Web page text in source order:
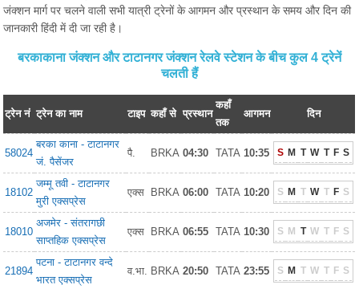
जंक्शन मार्ग पर चलने वाली सभी यात्री ट्रेनों के आगमन और प्रस्थान के समय और दिन की
जानकारी हिंदी में दी जा रही है।
बरकाकाना जंक्शन और टाटानगर जंक्शन रेलवे स्टेशन के बीच कुल 4 ट्रेनें
चलती हैं
ट्रेन नं ट्रेन का नाम टाइप कहाँ से प्रस्थान
कहाँ
तक
आगमन दिन
58024
बरका काना - टाटानगर
जं. पैसेंजर
पै. BRKA 04:30 TATA 10:35 S M T W T F S
18102
जम्मू तवी - टाटानगर
मुरी एक्सप्रेस
एक्स BRKA 06:00 TATA 10:20 S M T W T F S
18010
अजमेर - संतरागछी
साप्तहिक एक्सप्रेस
एक्स BRKA 06:55 TATA 10:30 S M T W T F S
21894
पटना - टाटानगर वन्दे
भारत एक्सप्रेस
व.भा. BRKA 20:50 TATA 23:55 S M T W T F S